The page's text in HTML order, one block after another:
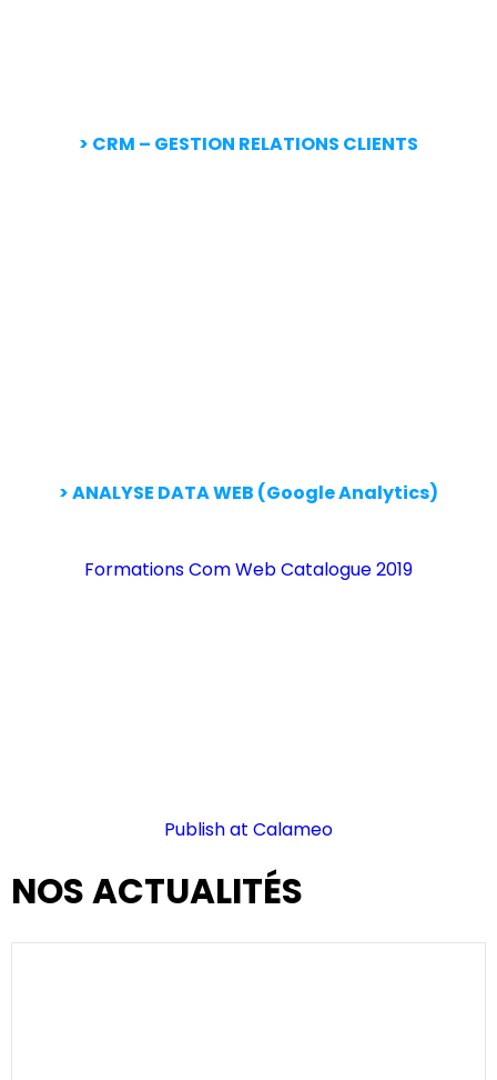
> CRM – GESTION RELATIONS CLIENTS
> ANALYSE DATA WEB (Google Analytics)
Formations Com Web Catalogue 2019
Publish at Calameo
NOS ACTUALITÉS